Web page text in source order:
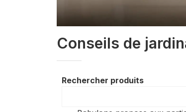
Conseils de
Rechercher produits